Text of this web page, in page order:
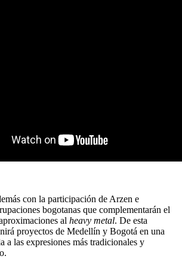
con la participación de Arzen e
bogotanas que complementarán el
al heavy metal. De esta
proyectos de Medellín y Bogotá en una
a las expresiones más tradicionales y